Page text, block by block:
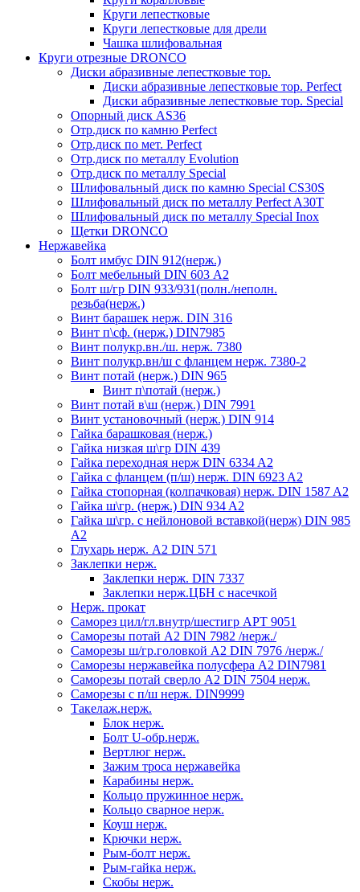
Круги лепестковые
Круги лепестковые для дрели
Чашка шлифовальная
Круги отрезные DRONCO
Диски абразивные лепестковые тор.
Диски абразивные лепестковые тор. Perfect
Диски абразивные лепестковые тор. Speciаl
Опорный диск AS36
Отр.диск по камню Perfect
Отр.диск по мет. Perfect
Отр.диск по металлу Evolution
Отр.диск по металлу Special
Шлифовальный диск по камню Special CS30S
Шлифовальный диск по металлу Perfect A30T
Шлифовальный диск по металлу Special Inox
Щетки DRONCO
Нержавейка
Болт имбус DIN 912(нерж.)
Болт мебельный DIN 603 А2
Болт ш/гр DIN 933/931(полн./неполн.
резьба(нерж.)
Винт барашек нерж. DIN 316
Винт п\сф. (нерж.) DIN7985
Винт полукр.вн./ш. нерж. 7380
Винт полукр.вн/ш с фланцем нерж. 7380-2
Винт потай (нерж.) DIN 965
Винт п\потай (нерж.)
Винт потай в\ш (нерж.) DIN 7991
Винт установочный (нерж.) DIN 914
Гайка барашковая (нерж.)
Гайка низкая ш\гр DIN 439
Гайка переходная нерж DIN 6334 A2
Гайка с фланцем (п/ш) нерж. DIN 6923 A2
Гайка стопорная (колпачковая) нерж. DIN 1587 A2
Гайка ш\гр. (нерж.) DIN 934 A2
Гайка ш\гр. с нейлоновой вставкой(нерж) DIN 985
A2
Глухарь нерж. А2 DIN 571
Заклепки нерж.
Заклепки нерж. DIN 7337
Заклепки нерж.ЦБН с насечкой
Нерж. прокат
Саморез цил/гл.внутр/шестигр АРТ 9051
Саморезы потай А2 DIN 7982 /нерж./
Саморезы ш/гр.головкой А2 DIN 7976 /нерж./
Саморезы нержавейка полусфера А2 DIN7981
Саморезы потай сверло А2 DIN 7504 нерж.
Саморезы с п/ш нерж. DIN9999
Такелаж.нерж.
Блок нерж.
Болт U-обр.нерж.
Вертлюг нерж.
Зажим троса нержавейка
Карабины нерж.
Кольцо пружинное нерж.
Кольцо сварное нерж.
Коуш нерж.
Крючки нерж.
Рым-болт нерж.
Рым-гайка нерж.
Скобы нерж.